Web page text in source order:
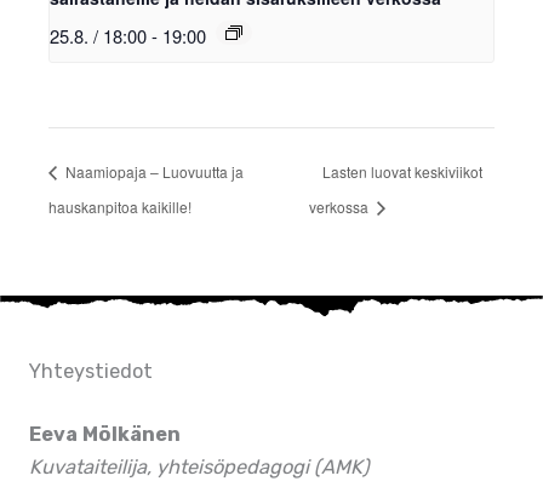
25.8. / 18:00- 19:00
Naamiopaja – Luovuutta ja
hauskanpitoa kaikille!
Lasten luovat keskiviikot
verkossa
Yhteystiedot
Eeva Mölkänen
Kuvataiteilija, yhteisöpedagogi (AMK)